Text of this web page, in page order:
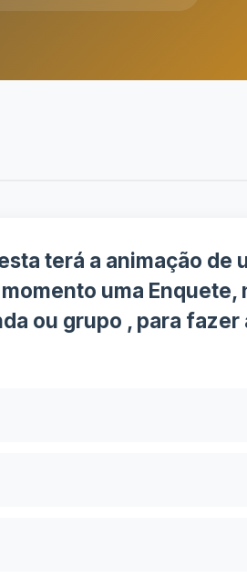
terá a animação de
uma Enquete,
ou grupo , para fazer